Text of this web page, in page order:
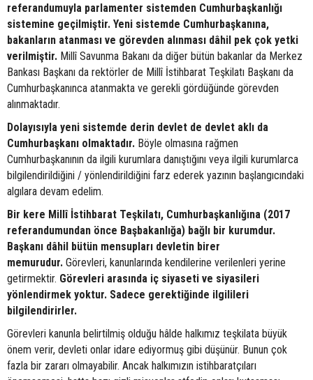
referandumuyla parlamenter sistemden Cumhurbaşkanlığı
sistemine geçilmiştir. Yeni sistemde Cumhurbaşkanına,
bakanların atanması ve görevden alınması dâhil pek çok yetki
verilmiştir. Millî Savunma Bakanı da diğer bütün bakanlar da Merkez
Bankası Başkanı da rektörler de Millî İstihbarat Teşkilatı Başkanı da
Cumhurbaşkanınca atanmakta ve gerekli gördüğünde görevden
alınmaktadır.
Dolayısıyla yeni sistemde derin devlet de devlet aklı da
Cumhurbaşkanı olmaktadır. Böyle olmasına rağmen
Cumhurbaşkanının da ilgili kurumlara danıştığını veya ilgili kurumlarca
bilgilendirildiğini / yönlendirildiğini farz ederek yazının başlangıcındaki
algılara devam edelim.
Bir kere Millî İstihbarat Teşkilatı, Cumhurbaşkanlığına (2017
referandumundan önce Başbakanlığa) bağlı bir kurumdur.
Başkanı dâhil bütün mensupları devletin birer
memurudur. Görevleri, kanunlarında kendilerine verilenleri yerine
getirmektir. Görevleri arasında iç siyaseti ve siyasileri
yönlendirmek yoktur. Sadece gerektiğinde ilgilileri
bilgilendirirler.
Görevleri kanunla belirtilmiş olduğu hâlde halkımız teşkilata büyük
önem verir, devleti onlar idare ediyormuş gibi düşünür. Bunun çok
fazla bir zararı olmayabilir. Ancak halkımızın istihbaratçıları